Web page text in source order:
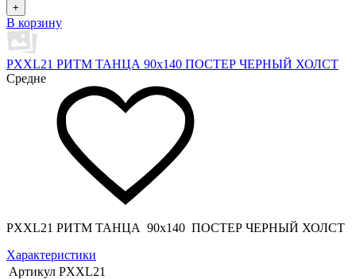
+
В корзину
PXXL21 РИТМ ТАНЦА 90x140 ПОСТЕР ЧЕРНЫЙ ХОЛСТ
Средне
PXXL21 РИТМ ТАНЦА 90x140 ПОСТЕР ЧЕРНЫЙ ХОЛСТ
Характеристики
Артикул PXXL21